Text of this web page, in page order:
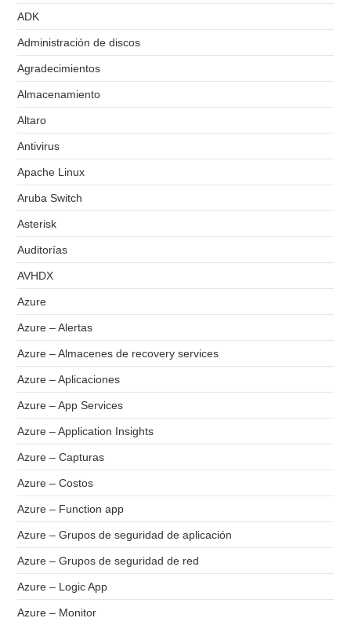
ADK
Administración de discos
Agradecimientos
Almacenamiento
Altaro
Antivirus
Apache Linux
Aruba Switch
Asterisk
Auditorías
AVHDX
Azure
Azure – Alertas
Azure – Almacenes de recovery services
Azure – Aplicaciones
Azure – App Services
Azure – Application Insights
Azure – Capturas
Azure – Costos
Azure – Function app
Azure – Grupos de seguridad de aplicación
Azure – Grupos de seguridad de red
Azure – Logic App
Azure – Monitor